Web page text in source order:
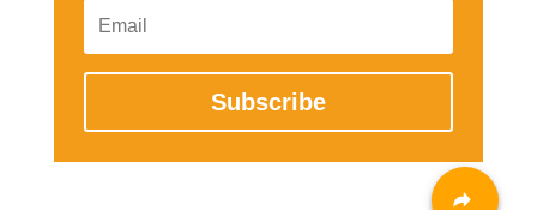
Subscribe